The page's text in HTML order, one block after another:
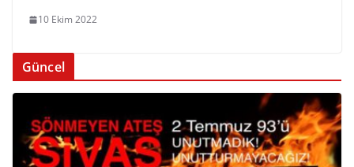
10 Ekim 2022
Güncel